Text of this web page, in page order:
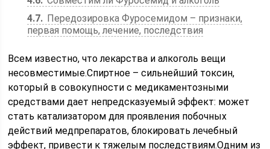
4.7
Передозировка Фуросемидом – признаки,
первая помощь, лечение, последствия
Всем известно, что лекарства и алкоголь вещи
несовместимые.Спиртное – сильнейший токсин,
который в совокупности с медикаментозными
средствами дает непредсказуемый эффект: может
стать катализатором для проявления побочных
действий медпрепаратов, блокировать лечебный
эффект, привести к тяжелым последствиям.Одним из